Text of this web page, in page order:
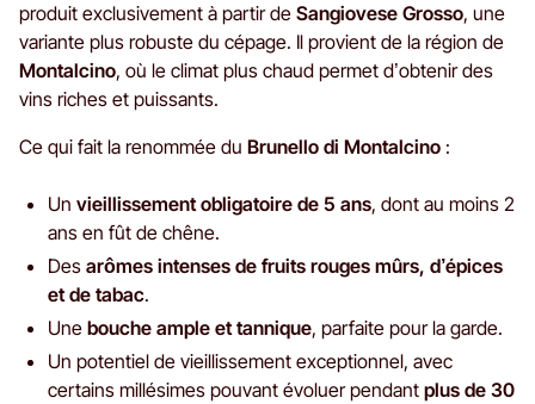
produit exclusivement à partir de Sangiovese Grosso, une
variante plus robuste du cépage. Il provient de la région de
Montalcino, où le climat plus chaud permet d’obtenir des
vins riches et puissants.
Ce qui fait la renommée du Brunello di Montalcino :
Un vieillissement obligatoire de 5 ans, dont au moins 2
ans en fût de chêne.
Des arômes intenses de fruits rouges mûrs, d’épices
et de tabac.
Une bouche ample et tannique, parfaite pour la garde.
Un potentiel de vieillissement exceptionnel, avec
certains millésimes pouvant évoluer pendant plus de 30